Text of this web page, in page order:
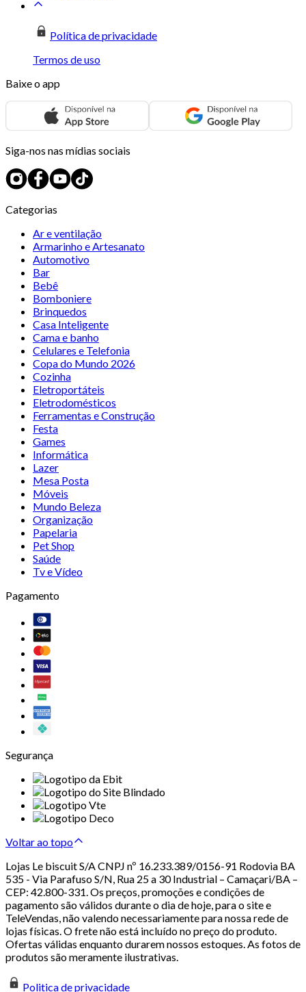
Política de privacidade
Termos de uso
Baixe o app
Siga-nos nas mídias sociais
Categorias
Ar e ventilação
Armarinho e Artesanato
Automotivo
Bar
Bebê
Bomboniere
Brinquedos
Casa Inteligente
Cama e banho
Celulares e Telefonia
Copa do Mundo 2026
Cozinha
Eletroportáteis
Eletrodomésticos
Ferramentas e Construção
Festa
Games
Informática
Lazer
Mesa Posta
Móveis
Mundo Beleza
Organização
Papelaria
Pet Shop
Saúde
Tv e Vídeo
Pagamento
Segurança
Voltar ao topo
Lojas Le biscuit S/A CNPJ nº 16.233.389/0156-91 Rodovia BA
535 - Via Parafuso S/N, Rua 25 a 30 Industrial – Camaçari/BA –
CEP: 42.800-331. Os preços, promoções e condições de
pagamento são válidos durante o dia de hoje, para o site e
TeleVendas, não valendo necessariamente para nossa rede de
lojas físicas. O frete não está incluído no preço do produto.
Ofertas válidas enquanto durarem nossos estoques. As fotos de
produtos são meramente ilustrativas.
Politica de privacidade